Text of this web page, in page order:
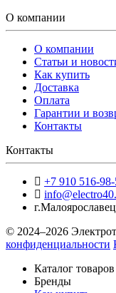
О компании
О компании
Статьи и
Как купить
Доставка
Оплата
Гарантии и
Контакты
Контакты
+7 910 516-98-
г.Малоярославец
© 2024–2026
конфиденциальности
Каталог товаров
Бренды